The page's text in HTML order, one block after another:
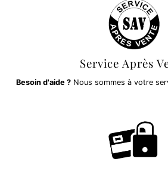
Service Après
Besoin d'aide ?Nous sommes à votre